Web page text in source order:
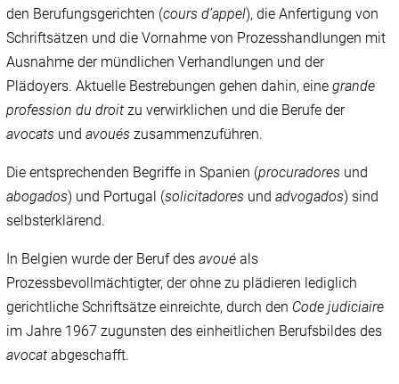
den Berufungsgerichten (cours d’appel), die Anfertigung von
Schriftsätzen und die Vornahme von Prozesshandlungen mit
Ausnahme der mündlichen Verhandlungen und der
Plädoyers. Aktuelle Bestrebungen gehen dahin, einegrande
profession du droit zu verwirklichen und die Berufe der
avocats undavoués zusammenzuführen.
Die entsprechenden Begriffe in Spanien (procuradores und
abogados) und Portugal (solicitadores undadvogados) sind
selbsterklärend.
In Belgien wurde der Beruf desavoué als
Prozessbevollmächtigter, der ohne zu plädieren lediglich
gerichtliche Schriftsätze einreichte, durch den Code judiciaire
im Jahre 1967 zugunsten des einheitlichen Berufsbildes des
avocat abgeschafft.